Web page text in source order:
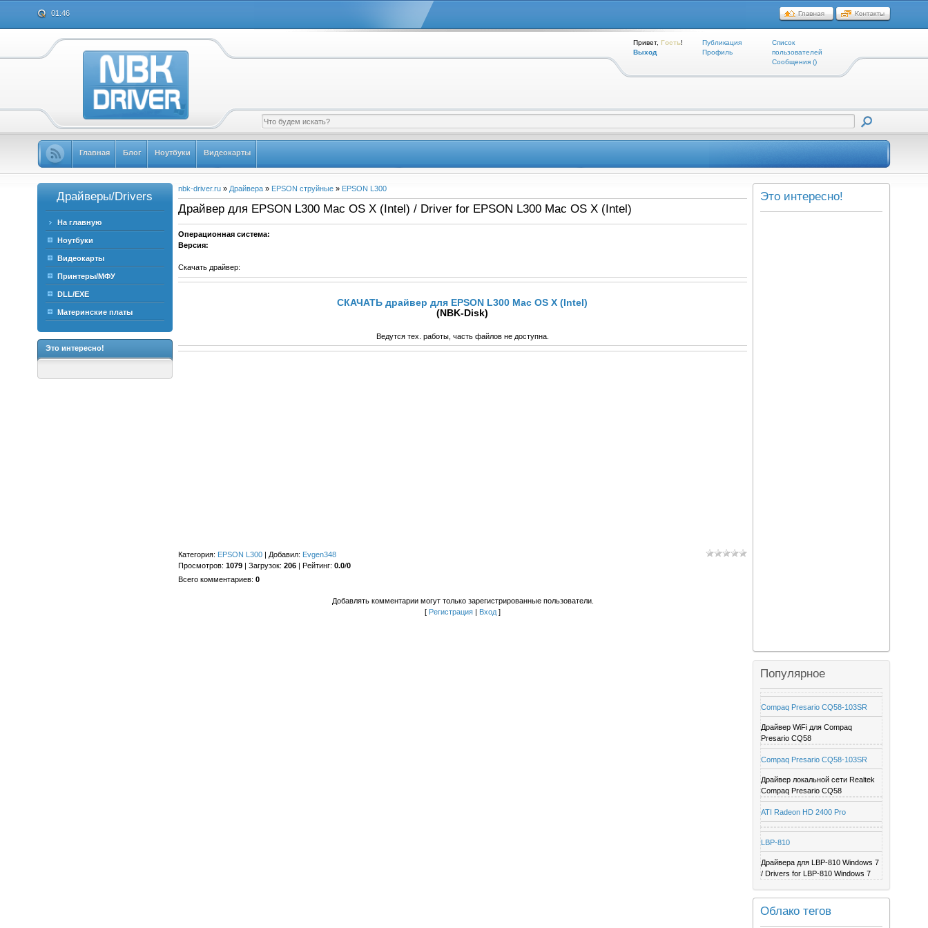
01:46
Привет, Гость!
Выход
Публикация
Профиль
Список
пользователей
Cообщения ()
Главная Блог Ноутбуки Видеокарты
Драйверы/Drivers
На главную
Ноутбуки
Видеокарты
Принтеры/МФУ
DLL/EXE
Материнские платы
Это интересно!
Это интересно!
Популярное
Compaq Presario CQ58-103SR
Драйвер WiFi для Compaq
Presario CQ58
Compaq Presario CQ58-103SR
Драйвер локальной сети Realtek
Compaq Presario CQ58
ATI Radeon HD 2400 Pro
LBP-810
Драйвера для LBP-810 Windows 7
/ Drivers for LBP-810 Windows 7
Облако тегов
nbk-driver.ru» Драйвера» EPSON струйные» EPSON L300
Драйвер для EPSON L300 Mac OS X (Intel) / Driver for EPSON L300 Mac OS X (Intel)
Операционная система:
Версия:
Скачать драйвер:
СКАЧАТЬ драйвер для EPSON L300 Mac OS X (Intel)
(NBK-Disk)
Ведутся тех. работы, часть файлов не доступна.
Категория: EPSON L300| Добавил: Evgen348
Просмотров: 1079| Загрузок: 206| Рейтинг: 0.0/0
Всего комментариев: 0
Добавлять комментарии могут только зарегистрированные пользователи.
[ Регистрация Вход ]